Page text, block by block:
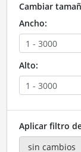
Cambiar
Ancho:
Alto:
Aplicar filtro